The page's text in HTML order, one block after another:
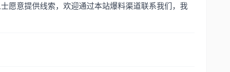
愿意提供线索，欢迎通过本站爆料渠道联系我们，我